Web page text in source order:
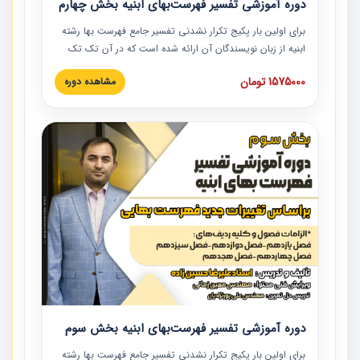
دوره آموزشی تفسیر فهرست‌بهای ابنیه بخش چهارم
برای اولین بار پکیج تکرار نشدنی تفسیر جامع فهرست بها رشته
ابنیه از زبان نویسندگان آن ارائه شده است که در آن تک تک
ردیف ها و مطالب فهرست بها تفسیر و ارائه شده است. این
دوره به صورت کامل تصویری بوده و به همراه تصاویر عملیات
دوره با کلام مهندس علیرضاحسین‌زاده مدیر پروژه مهندسی
مشاور در امر بازنگری فهرست بها رشته ابنیه ارائه شده و به تمام
همکارانی که در حوزه صنعت ساخت در حال فعالیت هستند حتما
توصیه می کنیم از مطالب این دوره استفاده نمایند.
1575000 تومان مشاهده دوره
دوره آموزشی تفسیر فهرست‌بهای ابنیه بخش سوم
برای اولین بار پکیج تکرار نشدنی تفسیر جامع فهرست بها رشته